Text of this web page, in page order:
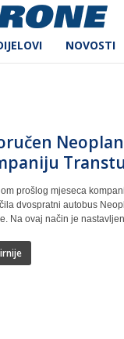
NOVOSTI
prošlog mjeseca
dvospratni autobus
Na ovaj način je